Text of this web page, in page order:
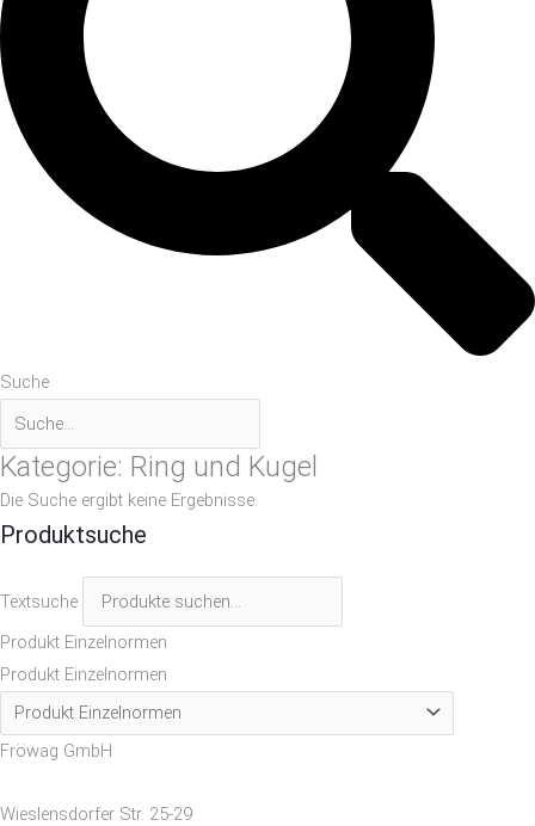
Suche
Kategorie: Ring und Kugel
Die Suche ergibt keine Ergebnisse.
Produktsuche
Textsuche
Produkt Einzelnormen
Produkt Einzelnormen
Fröwag GmbH
Wieslensdorfer Str. 25-29